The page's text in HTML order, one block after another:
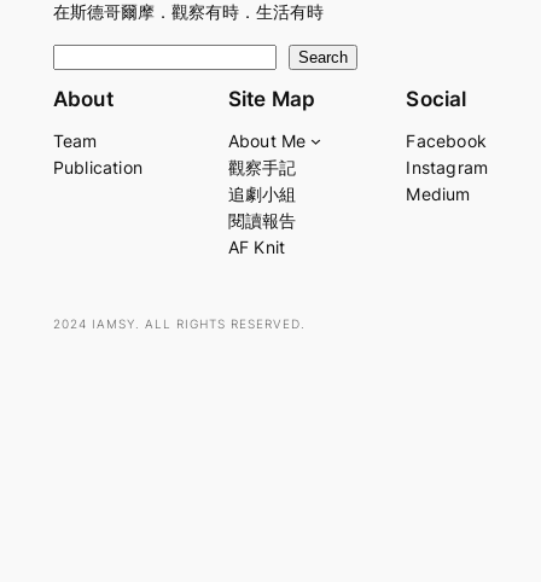
在斯德哥爾摩．觀察有時．生活有時
e
r
Search
About
Team
Publication
Site Map
About Me
觀察手記
追劇小組
閱讀報告
AF Knit
Social
Facebook
Instagram
Medium
2024 IAMSY. ALL RIGHTS RESERVED.